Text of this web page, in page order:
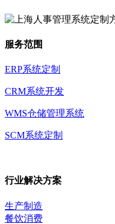
服务范围
ERP系统定制
CRM系统开发
WMS仓储管理系统
SCM系统定制
行业解决方案
生产制造
餐饮消费